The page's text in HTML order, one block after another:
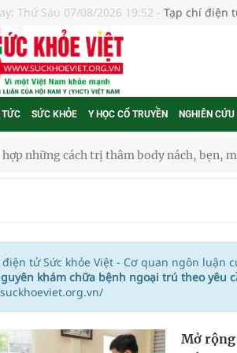
Thứ Sáu 07/08/2026 19:52 - Tạp chí điện
SỨC KHỎE Y HỌC CỔ TRUYỀN NGHIÊN CỨU
những cách trị thâm body nách, bẹn,
Thành Công: Khi việc học bắt đầu từ trải
hoạt động kinh doanh dược liệu
xanh mang đến hy vọng mới trong phòng
tử Sức khỏe Việt - Cơ quan ngôn luận
khám chữa bệnh ngoại trú theo yêu
Mở